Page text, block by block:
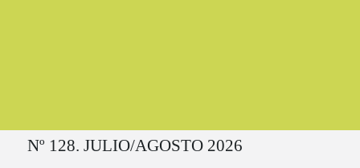
Ruta del sitio
Nº 128. JULIO/AGOSTO 2026